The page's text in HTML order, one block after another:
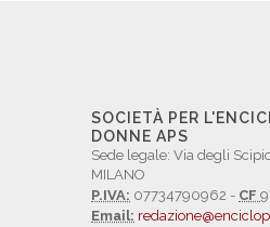
SOCIETÀ PER
DONNE APS
Sede legale: Via degli
MILANO
P.IVA: 07734790962 - CF
Email: